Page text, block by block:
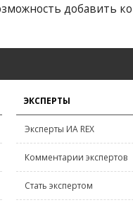
добавить
ЭКСПЕРТЫ
Эксперты ИА REX
Комментарии экспертов
Стать экспертом